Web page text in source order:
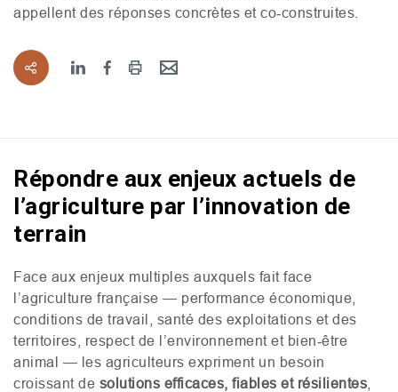
appellent des réponses concrètes et co‑construites.
Répondre aux enjeux actuels de
l’agriculture par l’innovation de
terrain
Face aux enjeux multiples auxquels fait face
l’agriculture française — performance économique,
conditions de travail, santé des exploitations et des
territoires, respect de l’environnement et bien‑être
animal — les agriculteurs expriment un besoin
croissant de solutions efficaces, fiables et résilientes